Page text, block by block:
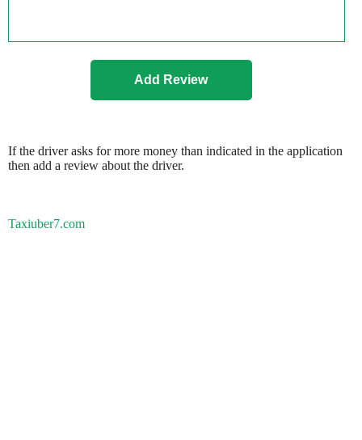
If the driver asks for more money than indicated in the application
then add a review about the driver.
Taxiuber7.com